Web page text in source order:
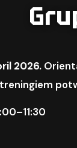
2026.
treningiem